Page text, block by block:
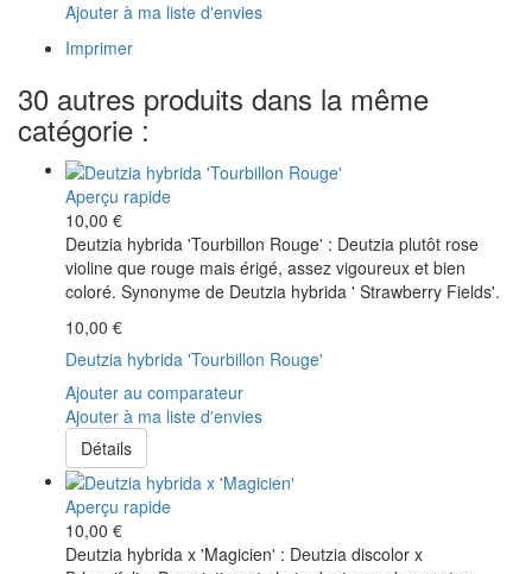
Ajouter à ma liste d'envies
Imprimer
30 autres produits dans la même
catégorie :
Aperçu rapide
10,00 €
Deutzia hybrida 'Tourbillon Rouge' : Deutzia plutôt rose
violine que rouge mais érigé, assez vigoureux et bien
coloré. Synonyme de Deutzia hybrida ' Strawberry Fields'.
10,00 €
Deutzia hybrida 'Tourbillon Rouge'
Ajouter au comparateur
Ajouter à ma liste d'envies
Détails
Aperçu rapide
10,00 €
Deutzia hybrida x 'Magicien' : Deutzia discolor x